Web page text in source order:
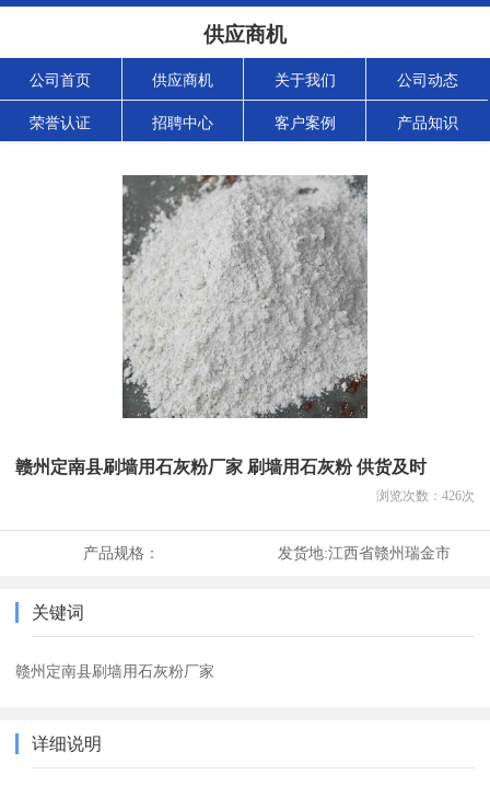
供应商机
公司首页 供应商机 关于我们 公司动态
荣誉认证 招聘中心 客户案例 产品知识
赣州定南县刷墙用石灰粉厂家 刷墙用石灰粉 供货及时
浏览次数： 426次
产品规格： 发货地:江西省赣州瑞金市
关键词
赣州定南县刷墙用石灰粉厂家
详细说明